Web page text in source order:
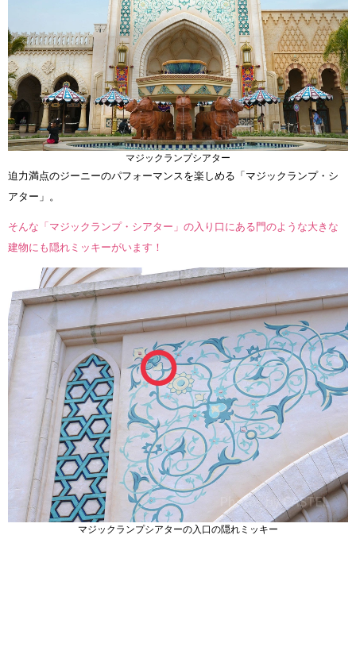
マジックランプシアター
迫力満点のジーニーのパフォーマンスを楽しめる「マジックランプ・シ
アター」。
そんな「マジックランプ・シアター」の入り口にある門のような大きな
建物にも隠れミッキーがいます！
マジックランプシアターの入口の隠れミッキー